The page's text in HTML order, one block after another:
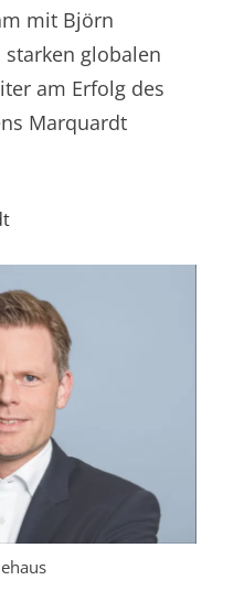
mit Björn
globalen
am Erfolg des
Marquardt